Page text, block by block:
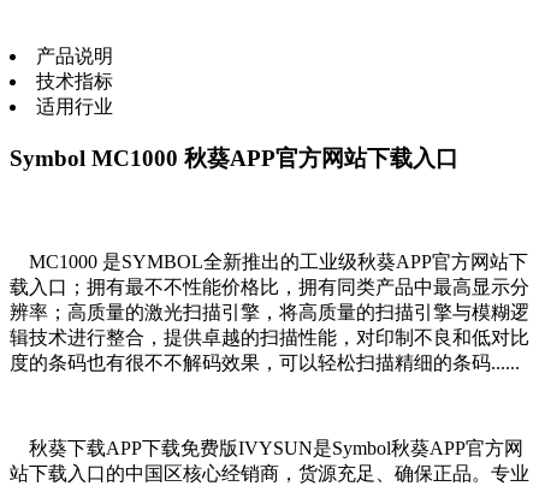
产品说明
技术指标
适用行业
Symbol MC1000 秋葵APP官方网站下载入口
MC1000 是SYMBOL全新推出的工业级秋葵APP官方网站下
载入口；拥有最不不性能价格比，拥有同类产品中最高显示分
辨率；高质量的激光扫描引擎，将高质量的扫描引擎与模糊逻
辑技术进行整合，提供卓越的扫描性能，对印制不良和低对比
度的条码也有很不不解码效果，可以轻松扫描精细的条码......
秋葵下载APP下载免费版IVYSUN是Symbol秋葵APP官方网
站下载入口的中国区核心经销商，货源充足、确保正品。专业